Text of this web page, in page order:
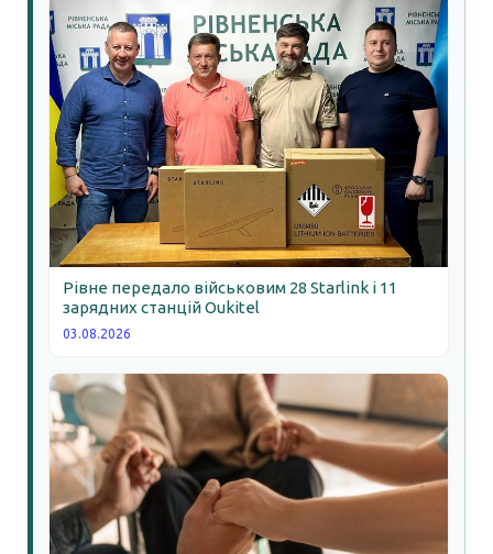
Рівне передало військовим 28 Starlink і 11
зарядних станцій Oukitel
03.08.2026